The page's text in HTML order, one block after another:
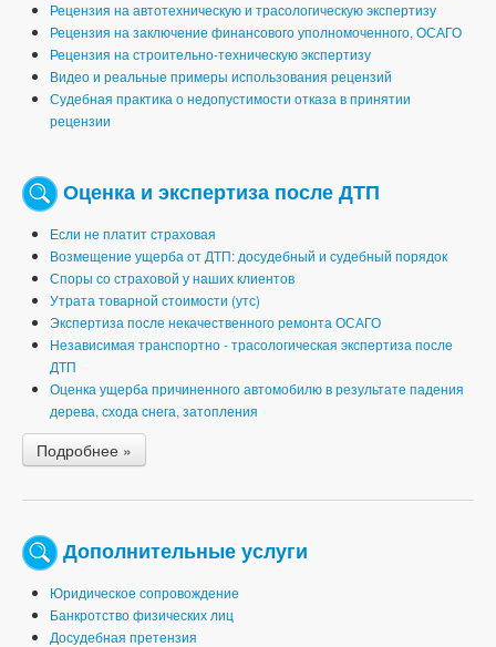
Рецензия на автотехническую и трасологическую экспертизу
Рецензия на заключение финансового уполномоченного, ОСАГО
Рецензия на строительно-техническую экспертизу
Видео и реальные примеры использования рецензий
Судебная практика о недопустимости отказа в принятии
рецензии
Оценка и экспертиза после ДТП
Если не платит страховая
Возмещение ущерба от ДТП: досудебный и судебный порядок
Споры со страховой у наших клиентов
Утрата товарной стоимости (утс)
Экспертиза после некачественного ремонта ОСАГО
Независимая транспортно - трасологическая экспертиза после
ДТП
Оценка ущерба причиненного автомобилю в результате падения
дерева, схода снега, затопления
Подробнее »
Дополнительные услуги
Юридическое сопровождение
Банкротство физических лиц
Досудебная претензия